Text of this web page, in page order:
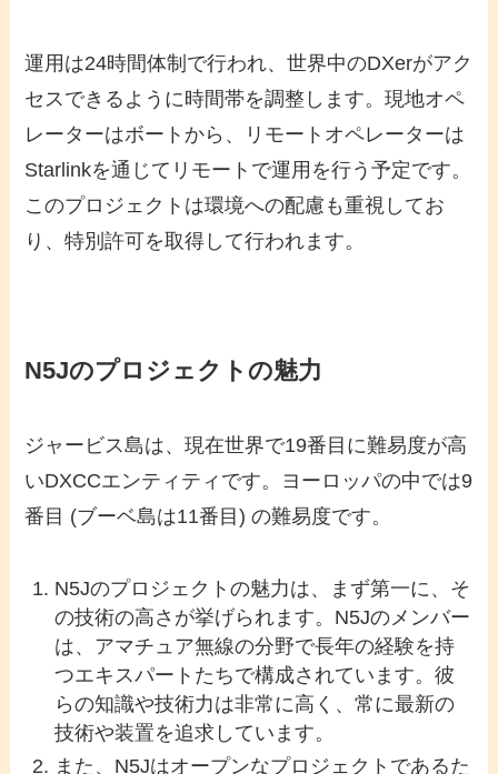
運用は24時間体制で行われ、世界中のDXerがアク
セスできるように時間帯を調整します。現地オペ
レーターはボートから、リモートオペレーターは
Starlinkを通じてリモートで運用を行う予定です。
このプロジェクトは環境への配慮も重視してお
り、特別許可を取得して行われます。
N5Jのプロジェクトの魅力
ジャービス島は、現在世界で19番目に難易度が高
いDXCCエンティティです。ヨーロッパの中では9
番目 (ブーベ島は11番目) の難易度です。
N5Jのプロジェクトの魅力は、まず第一に、そ
の技術の高さが挙げられます。N5Jのメンバー
は、アマチュア無線の分野で長年の経験を持
つエキスパートたちで構成されています。彼
らの知識や技術力は非常に高く、常に最新の
技術や装置を追求しています。
また、N5Jはオープンなプロジェクトであるた